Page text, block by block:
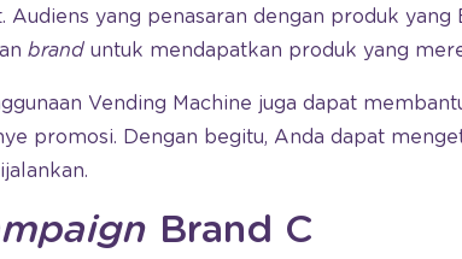
Audiens yang penasaran dengan produk yang
brand untuk mendapatkan produk yang
Vending Machine juga dapat
promosi. Dengan begitu, Anda dapat
Brand C